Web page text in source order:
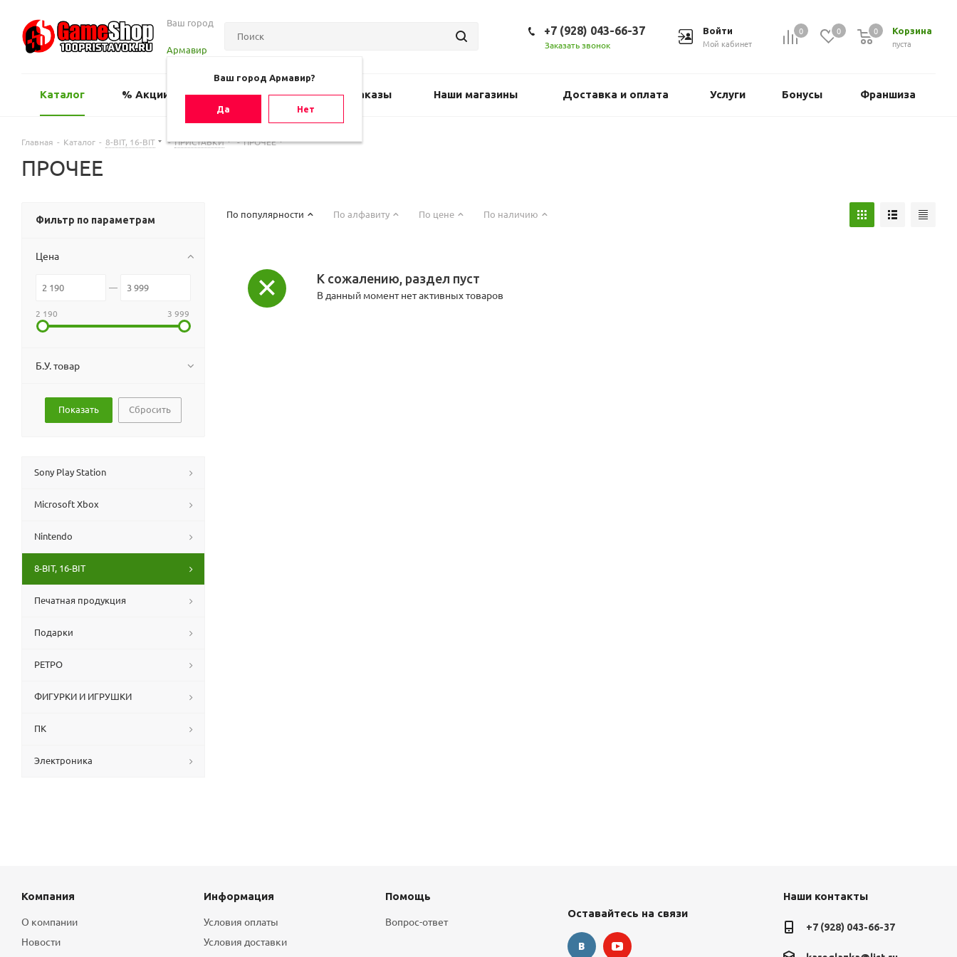
Ваш город
Армавир
Ваш город Армавир?
Да Нет
0 0 Корзина
пуста
0
Войти
Мой кабинет
+7 (928) 043-66-37
Заказать звонок
Каталог % Акции Оценить игру Предзаказы Наши магазины Доставка и оплата Услуги Бонусы Франшиза
Главная - Каталог - 8-BIT, 16-BIT - ПРИСТАВКИ - ПРОЧЕЕ
ПРОЧЕЕ
По популярности По алфавиту По цене По наличию
К сожалению, раздел пуст
В данный момент нет активных товаров
Фильтр по параметрам
Цена
2 190 3 999
Б.У. товар
Сбросить
Sony Play Station
Microsoft Xbox
Nintendo
8-BIT, 16-BIT
Печатная продукция
Подарки
РЕТРО
ФИГУРКИ И ИГРУШКИ
ПК
Электроника
Компания
О компании
Новости
Информация
Условия оплаты
Условия доставки
Помощь
Вопрос-ответ
Оставайтесь на связи
Наши контакты
+7 (928) 043-66-37